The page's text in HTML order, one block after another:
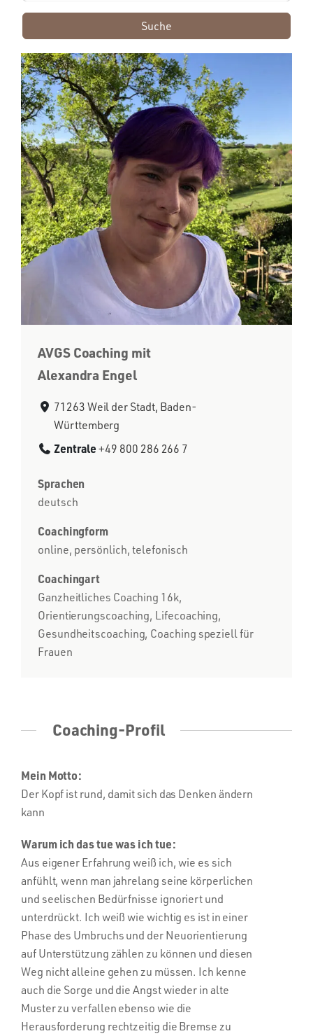
Suche
AVGS Coaching mit
Alexandra Engel
71263 Weil der Stadt, Baden-
Württemberg
Zentrale +49 800 286 266 7
Sprachen
deutsch
Coachingform
online, persönlich, telefonisch
Coachingart
Ganzheitliches Coaching 16k,
Orientierungscoaching, Lifecoaching,
Gesundheitscoaching, Coaching speziell für
Frauen
Coaching-Profil
Mein Motto:
Der Kopf ist rund, damit sich das Denken ändern
kann
Warum ich das tue was ich tue:
Aus eigener Erfahrung weiß ich, wie es sich
anfühlt, wenn man jahrelang seine körperlichen
und seelischen Bedürfnisse ignoriert und
unterdrückt. Ich weiß wie wichtig es ist in einer
Phase des Umbruchs und der Neuorientierung
auf Unterstützung zählen zu können und diesen
Weg nicht alleine gehen zu müssen. Ich kenne
auch die Sorge und die Angst wieder in alte
Muster zu verfallen ebenso wie die
Herausforderung rechtzeitig die Bremse zu